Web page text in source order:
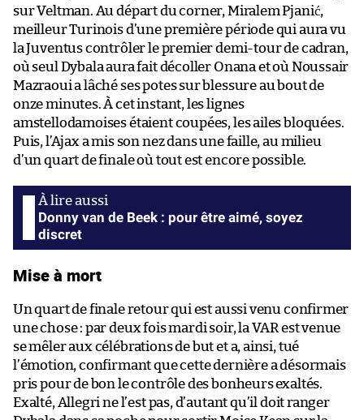
sur Veltman. Au départ du corner, Miralem Pjanić,
meilleur Turinois d’une première période qui aura vu
la Juventus contrôler le premier demi-tour de cadran,
où seul Dybala aura fait décoller Onana et où Noussair
Mazraoui a lâché ses potes sur blessure au bout de
onze minutes. À cet instant, les lignes
amstellodamoises étaient coupées, les ailes bloquées.
Puis, l’Ajax a mis son nez dans une faille, au milieu
d’un quart de finale où tout est encore possible.
Donny van de Beek : pour être aimé, soyez
discret
Mise à mort
Un quart de finale retour qui est aussi venu confirmer
une chose : par deux fois mardi soir, la VAR est venue
se mêler aux célébrations de but et a, ainsi, tué
l’émotion, confirmant que cette dernière a désormais
pris pour de bon le contrôle des bonheurs exaltés.
Exalté, Allegri ne l’est pas, d’autant qu’il doit ranger